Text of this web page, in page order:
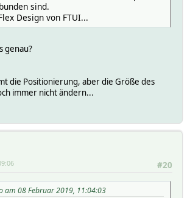
sind.
Design von FTUI...
genau?
die Positionierung, aber die Größe des
immer nicht ändern...
#20
am 08 Februar 2019, 11:04:03